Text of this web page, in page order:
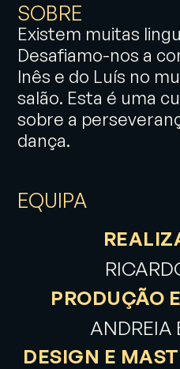
SOBRE
Existem muitas
Desafiamo-nos a
Inês e do Luís no
salão. Esta é uma
sobre a
dança.
EQUIPA
PRODUÇÃO
ANDREIA
DESIGN E